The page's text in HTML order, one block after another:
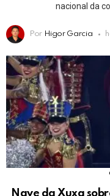
nacional da
Por Higor Garcia
Nave da Xuxa